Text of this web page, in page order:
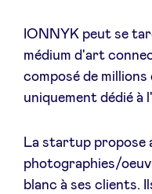
Pooling Services
Sponsors
Privacy Policy
BeAngels x PMV
IONNYK peut se
médium d'art
composé de millions
uniquement dédié à
La startup propose
photographies/
blanc à ses clients.